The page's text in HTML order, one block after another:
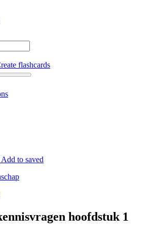
flashcards
Add to saved
hoofdstuk 1